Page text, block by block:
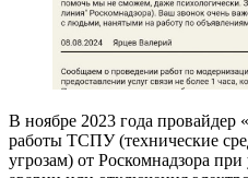
В ноябре 2023 года провайдер
работы ТСПУ (технические
угрозам) от Роскомнадзора